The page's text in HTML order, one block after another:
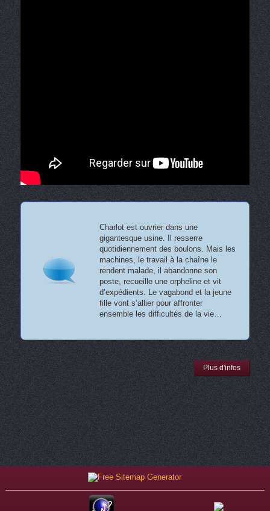
Charlot est ouvrier dans une
gigantesque usine. Il resserre
quotidiennement des boulons. Mais les
machines, le travail à la chaîne le
rendent malade, il abandonne son
poste, recueille une orpheline et vit
d’expédients. Le vagabond et la jeune
fille vont s’allier pour affronter
ensemble les difficultés de la vie…
Plus d'infos